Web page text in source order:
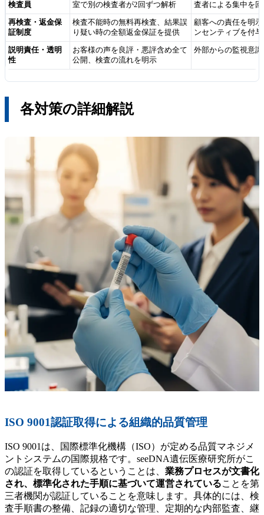
検査員
室で別の検査者が2回ずつ解析
査者による集中を
再検査・返金保
証制度
検査不能時の無料再検査、結果誤
り疑い時の全額返金保証を提供
顧客への責任を明
ンセンティブを付与
説明責任・透明
性
お客様の声を良評・悪評含め全て
公開、検査の流れを明示
外部からの監視意
各対策の詳細解説
ISO 9001認証取得による組織的品質管理
ISO 9001は、国際標準化機構（ISO）が定める品質マネジメ
ントシステムの国際規格です。seeDNA遺伝医療研究所がこ
の認証を取得しているということは、 業務プロセスが文書化
され、標準化された手順に基づいて運営されていることを第
三者機関が認証していることを意味します。具体的には、検
査手順書の整備、記録の適切な管理、定期的な内部監査、継